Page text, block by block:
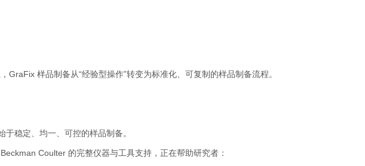
GraFix 样品制备从“经验型操作”转变为标准化、可复制的样品制备流程。
稳定、均一、可控的样品制备。
Coulter 的完整仪器与工具支持，正在帮助研究者：